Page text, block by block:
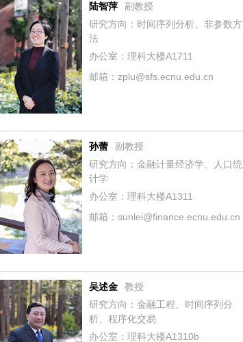
陆智萍
副教授
研究方向：时间序列分析、非参数方
法
办公室：理科大楼A1711
邮箱：zplu@sfs.ecnu.edu.cn
孙蕾
副教授
研究方向：金融计量经济学、人口统
计学
办公室：理科大楼A1311
邮箱：sunlei@finance.ecnu.edu.cn
吴述金
教授
研究方向：金融工程、时间序列分
析、程序化交易
办公室：理科大楼A1310b